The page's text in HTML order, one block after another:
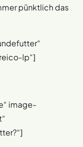
pünktlich das
lp“]
image-